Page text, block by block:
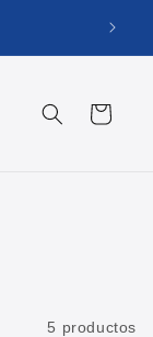
Carrito
5 productos